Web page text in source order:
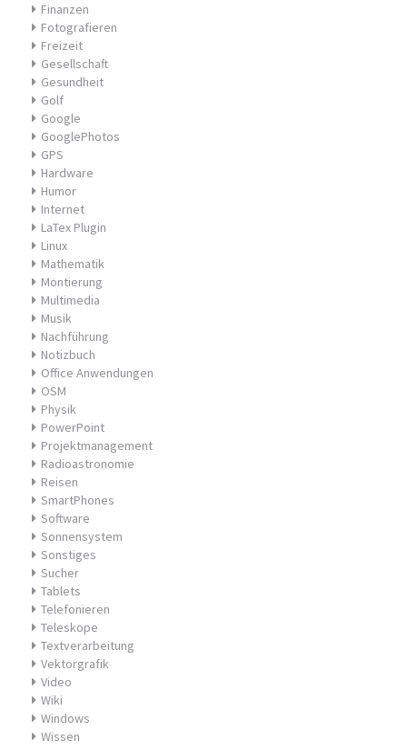
Finanzen
Fotografieren
Freizeit
Gesellschaft
Gesundheit
Golf
Google
GooglePhotos
GPS
Hardware
Humor
Internet
LaTex Plugin
Linux
Mathematik
Montierung
Multimedia
Musik
Nachführung
Notizbuch
Office Anwendungen
OSM
Physik
PowerPoint
Projektmanagement
Radioastronomie
Reisen
SmartPhones
Software
Sonnensystem
Sonstiges
Sucher
Tablets
Telefonieren
Teleskope
Textverarbeitung
Vektorgrafik
Video
Wiki
Windows
Wissen